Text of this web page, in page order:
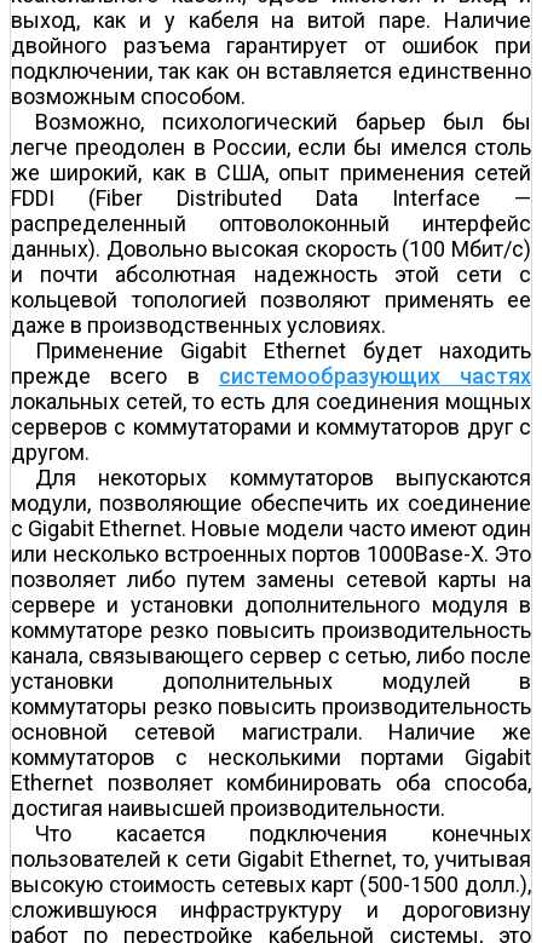
выход, как и у кабеля на витой паре. Наличие
двойного разъема гарантирует от ошибок при
подключении, так как он вставляется единственно
возможным способом.
Возможно, психологический барьер был бы
легче преодолен в России, если бы имелся столь
же широкий, как в США, опыт применения сетей
FDDI (Fiber Distributed Data Interface —
распределенный оптоволоконный интерфейс
данных). Довольно высокая скорость (100 Мбит/с)
и почти абсолютная надежность этой сети с
кольцевой топологией позволяют применять ее
даже в производственных условиях.
Применение Gigabit Ethernet будет находить
прежде всего в системообразующих частях
локальных сетей, то есть для соединения мощных
серверов с коммутаторами и коммутаторов друг с
другом.
Для некоторых коммутаторов выпускаются
модули, позволяющие обеспечить их соединение
с Gigabit Ethernet. Новые модели часто имеют один
или несколько встроенных портов 1000Base-X. Это
позволяет либо путем замены сетевой карты на
сервере и установки дополнительного модуля в
коммутаторе резко повысить производительность
канала, связывающего сервер с сетью, либо после
установки дополнительных модулей в
коммутаторы резко повысить производительность
основной сетевой магистрали. Наличие же
коммутаторов с несколькими портами Gigabit
Ethernet позволяет комбинировать оба способа,
достигая наивысшей производительности.
Что касается подключения конечных
пользователей к сети Gigabit Ethernet, то, учитывая
высокую стоимость сетевых карт (500-1500 долл.),
сложившуюся инфраструктуру и дороговизну
работ по перестройке кабельной системы, это